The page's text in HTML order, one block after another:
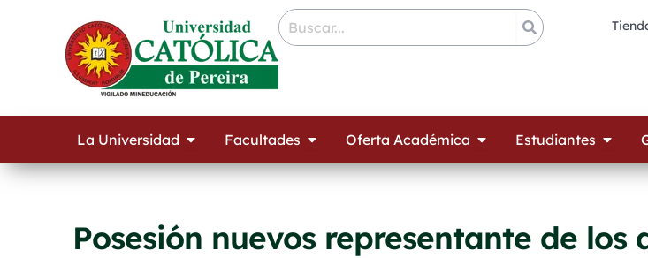
La Universidad Open La Universidad
Facultades Open Facultades
Oferta Académica Open Oferta Académica
Estudiantes Open
Posesión nuevos representante de los